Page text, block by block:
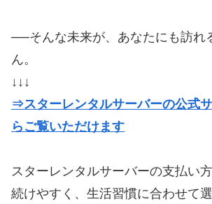
──そんな未来が、あなたにも訪れ
ん。
↓↓↓
⇒スターレンタルサーバーの公式
らご覧いただけます
スターレンタルサーバーの支払い
続けやすく、生活習慣に合わせて